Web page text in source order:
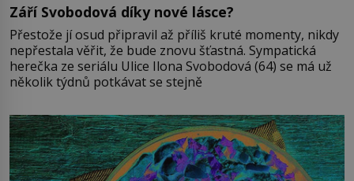
Září Svobodová díky nové lásce?
Přestože jí osud připravil až příliš kruté momenty, nikdy
nepřestala věřit, že bude znovu šťastná. Sympatická
herečka ze seriálu Ulice Ilona Svobodová (64) se má už
několik týdnů potkávat se stejně